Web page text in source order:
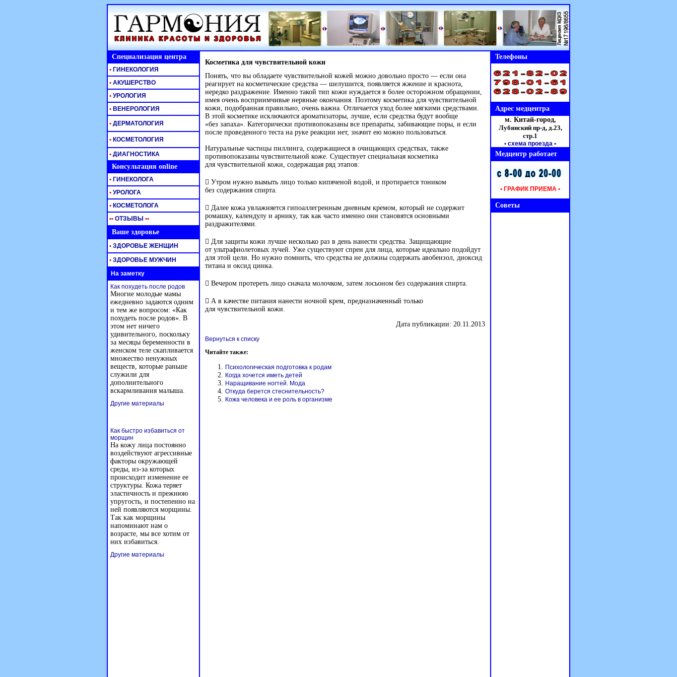
Специализация центра Косметика для чувствительной кожи
Понять, что вы обладаете чувствительной кожей можно довольно просто — если она
реагирует на косметические средства — шелушится, появляется жжение и краснота,
нередко раздражение. Именно такой тип кожи нуждается в более осторожном обращении,
имея очень восприимчивые нервные окончания. Поэтому косметика для чувствительной
кожи, подобранная правильно, очень важна. Отличается уход более мягкими средствами.
В этой косметике исключаются ароматизаторы, лучше, если средства будут вообще
«без запаха». Категорически противопоказаны все препараты, забивающие поры, и если
после проведенного теста на руке реакции нет, значит ею можно пользоваться.
Натуральные частицы пиллинга, содержащиеся в очищающих средствах, также
противопоказаны чувствительной коже. Существует специальная косметика
для чувствительной кожи, содержащая ряд этапов:
 Утром нужно вымыть лицо только кипяченой водой, и протирается тоником
без содержания спирта.
 Далее кожа увлажняется гипоаллегренным дневным кремом, который не содержит
ромашку, календулу и арнику, так как часто именно они становятся основными
раздражителями.
 Для защиты кожи лучше несколько раз в день нанести средства. Защищающие
от ультрафиолетовых лучей. Уже существуют спреи для лица, которые идеально подойдут
для этой цели. Но нужно помнить, что средства не должны содержать авобензол, диоксид
титана и оксид цинка.
 Вечером протереть лицо сначала молочком, затем лосьоном без содержания спирта.
 А в качестве питания нанести ночной крем, предназначенный только
для чувствительной кожи.
Дата публикации: 20.11.2013
Вернуться к списку
Читайте также:
Психологическая подготовка к родам
Когда хочется иметь детей
Наращивание ногтей. Мода
Откуда берется стеснительность?
Кожа человека и ее роль в организме
Телефоны
• ГИНЕКОЛОГИЯ
• АКУШЕРСТВО
• УРОЛОГИЯ
• ВЕНЕРОЛОГИЯ Адрес медцентра
• ДЕРМАТОЛОГИЯ
м. Китай-город,
Лубянский пр-д, д.23,
стр.1
• схема проезда •
• КОСМЕТОЛОГИЯ
• ДИАГНОСТИКА
Медцентр работает
Консультация online
• ГРАФИК ПРИЕМА •
• ГИНЕКОЛОГА
• УРОЛОГА
• КОСМЕТОЛОГА Советы
•• ОТЗЫВЫ ••
Ваше здоровье
• ЗДОРОВЬЕ ЖЕНЩИН
• ЗДОРОВЬЕ МУЖЧИН
На заметку
Как похудеть после родов
Многие молодые мамы
ежедневно задаются одним
и тем же вопросом: «Как
похудеть после родов». В
этом нет ничего
удивительного, поскольку
за месяцы беременности в
женском теле скапливается
множество ненужных
веществ, которые раньше
служили для
дополнительного
вскармливания малыша.
Другие материалы
Как быстро избавиться от
морщин
На кожу лица постоянно
воздействуют агрессивные
факторы окружающей
среды, из-за которых
происходит изменение ее
структуры. Кожа теряет
эластичность и прежнюю
упругость, и постепенно на
ней появляются морщины.
Так как морщины
напоминают нам о
возрасте, мы все хотим от
них избавиться.
Другие материалы